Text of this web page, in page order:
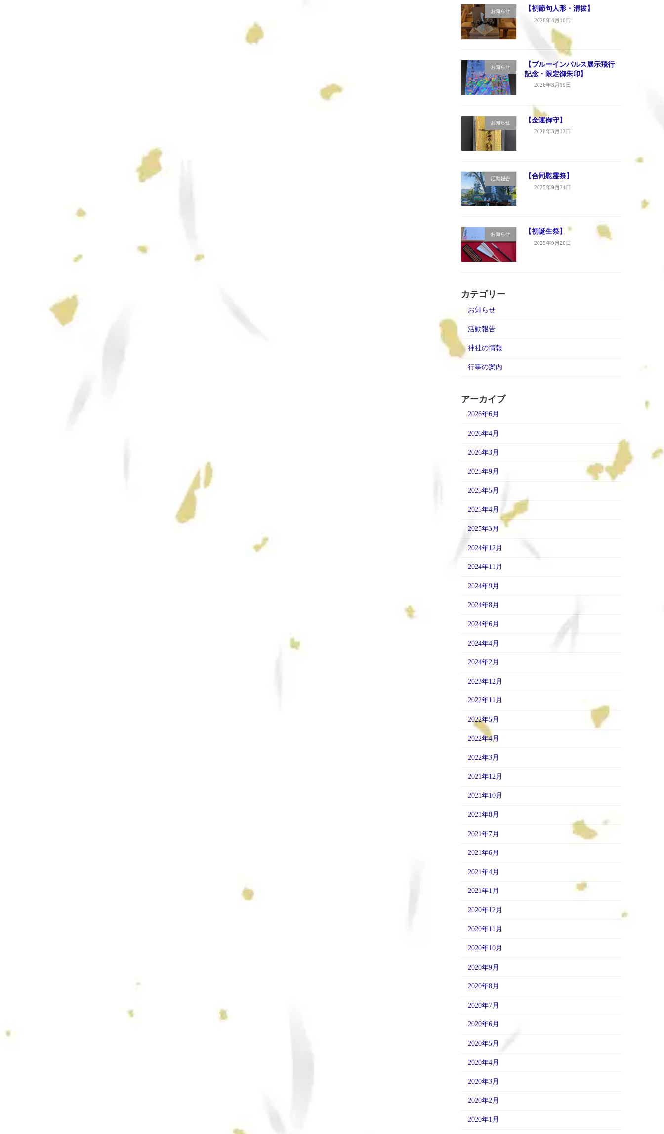
お知らせ 【初節句人形・清祓】
2026年4月10日
お知らせ
【ブルーインパルス展示飛行
記念・限定御朱印】
2026年3月19日
お知らせ 【金運御守】
2026年3月12日
活動報告 【合同慰霊祭】
2025年9月24日
お知らせ 【初誕生祭】
2025年9月20日
カテゴリー
お知らせ
活動報告
神社の情報
行事の案内
アーカイブ
2026年6月
2026年4月
2026年3月
2025年9月
2025年5月
2025年4月
2025年3月
2024年12月
2024年11月
2024年9月
2024年8月
2024年6月
2024年4月
2024年2月
2023年12月
2022年11月
2022年5月
2022年4月
2022年3月
2021年12月
2021年10月
2021年8月
2021年7月
2021年6月
2021年4月
2021年1月
2020年12月
2020年11月
2020年10月
2020年9月
2020年8月
2020年7月
2020年6月
2020年5月
2020年4月
2020年3月
2020年2月
2020年1月